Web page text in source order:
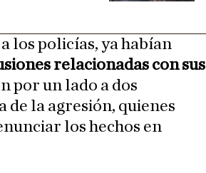
los policías, ya habían
relacionadas con sus
por un lado a dos
la agresión, quienes
los hechos en